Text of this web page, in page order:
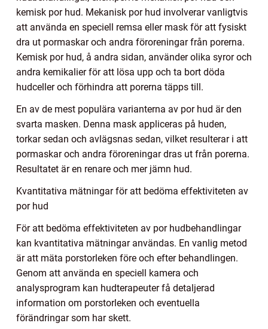
kemisk por hud. Mekanisk por hud involverar vanligtvis
att använda en speciell remsa eller mask för att fysiskt
dra ut pormaskar och andra föroreningar från porerna.
Kemisk por hud, å andra sidan, använder olika syror och
andra kemikalier för att lösa upp och ta bort döda
hudceller och förhindra att porerna täpps till.
En av de mest populära varianterna av por hud är den
svarta masken. Denna mask appliceras på huden,
torkar sedan och avlägsnas sedan, vilket resulterar i att
pormaskar och andra föroreningar dras ut från porerna.
Resultatet är en renare och mer jämn hud.
Kvantitativa mätningar för att bedöma effektiviteten av
por hud
För att bedöma effektiviteten av por hudbehandlingar
kan kvantitativa mätningar användas. En vanlig metod
är att mäta porstorleken före och efter behandlingen.
Genom att använda en speciell kamera och
analysprogram kan hudterapeuter få detaljerad
information om porstorleken och eventuella
förändringar som har skett.